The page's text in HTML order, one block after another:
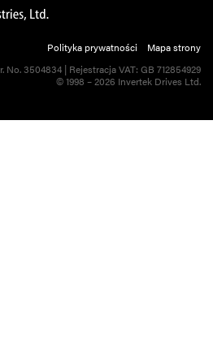
Polityka prywatności
Mapa strony
3504834 | Rejestracja VAT: GB 712854929
© 1998 – 2026 Invertek Drives Ltd.